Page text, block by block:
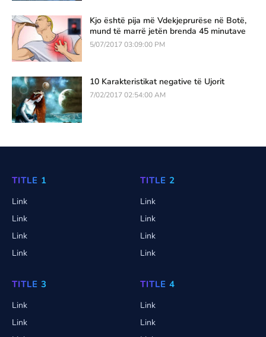
Kjo është pija më Vdekjeprurëse në Botë,
mund të marrë jetën brenda 45 minutave
5/07/2017 03:09:00 PM
10 Karakteristikat negative të Ujorit
7/02/2017 02:54:00 AM
TITLE 1
Link
Link
Link
Link
TITLE 2
Link
Link
Link
Link
TITLE 3
Link
Link
TITLE 4
Link
Link